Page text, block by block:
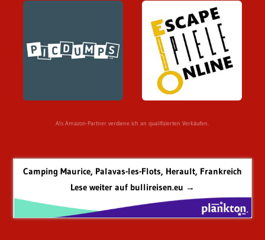
Als Amazon-Partner verdiene ich an qualifizierten Verkäufen.
Camping Maurice, Palavas-les-Flots, Herault, Frankreich
Lese weiter auf bullireisen.eu →